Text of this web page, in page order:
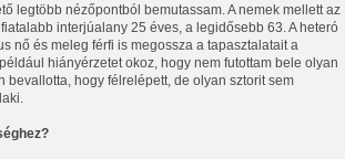
legtöbb nézőpontból bemutassam. A nemek mellett az
interjúalany 25 éves, a legidősebb 63. A heteró
nő és meleg férfi is megossza a tapasztalatait a
hiányérzetet okoz, hogy nem futottam bele olyan
hogy félrelépett, de olyan sztorit sem